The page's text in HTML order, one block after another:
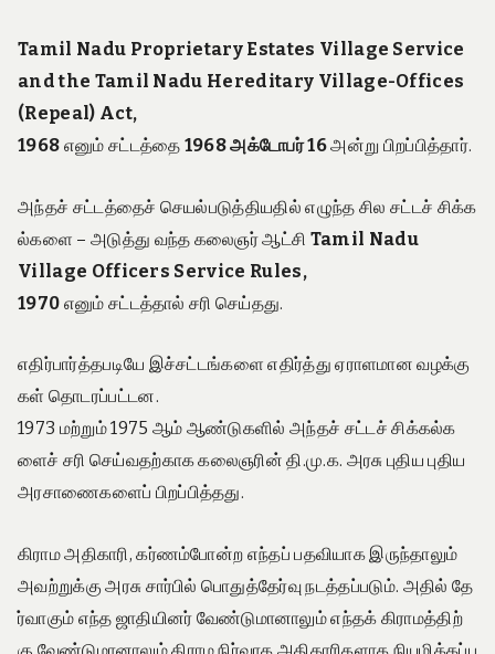
Tamil Nadu Proprietary Estates Village Service
and the Tamil Nadu Hereditary Village-Offices
(Repeal) Act,
1968 எனும் சட்டத்தை 1968அக்டோபர்16அன்று பிறப்பித்தார்.
அந்தச் சட்டத்தைச் செயல்படுத்தியதில் எழுந்த சில சட்டச் சிக்க
ல்களை – அடுத்து வந்த கலைஞர் ஆட்சி Tamil Nadu
Village Officers Service Rules,
1970 எனும் சட்டத்தால் சரி செய்தது.
எதிர்பார்த்தபடியே இச்சட்டங்களை எதிர்த்து ஏராளமான வழக்கு
கள் தொடரப்பட்டன.
1973 மற்றும் 1975 ஆம் ஆண்டுகளில் அந்தச் சட்டச் சிக்கல்க
ளைச் சரி செய்வதற்காக கலைஞரின் தி.மு.க. அரசு புதிய புதிய
அரசாணைகளைப் பிறப்பித்தது.
கிராம அதிகாரி, கர்ணம்போன்ற எந்தப் பதவியாக இருந்தாலும்
அவற்றுக்கு அரசு சார்பில் பொதுத்தேர்வு நடத்தப்படும். அதில் தே
ர்வாகும் எந்த ஜாதியினர் வேண்டுமானாலும் எந்தக் கிராமத்திற்